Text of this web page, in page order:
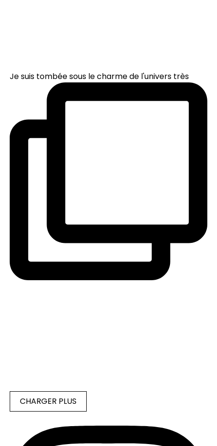
Je suis tombée sous le charme de l'univers très
CHARGER PLUS